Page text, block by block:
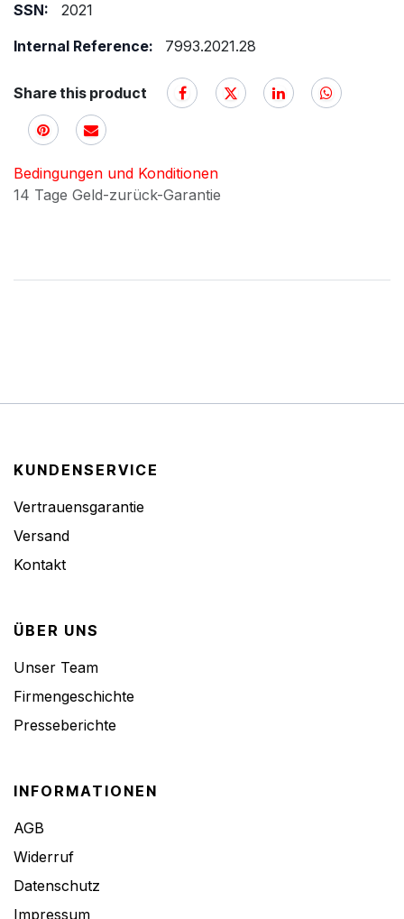
SSN:
2021
Internal Reference:
7993.2021.28
Share this product
Bedingungen und Konditionen
14 Tage Geld-zurück-Garantie
KUNDENSERVICE
Vertrauensgarantie
Versand
Kontakt
ÜBER UNS
Unser Team
Firmengeschichte
Presseberichte
INFORMATIONEN
AGB
Widerruf
Datenschutz
Impressum